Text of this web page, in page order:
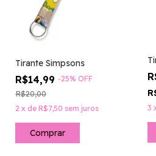
Tirante Simpsons
R$14,99 -25% OFF
R$20,00
2 x de R$7,50 sem juros
3